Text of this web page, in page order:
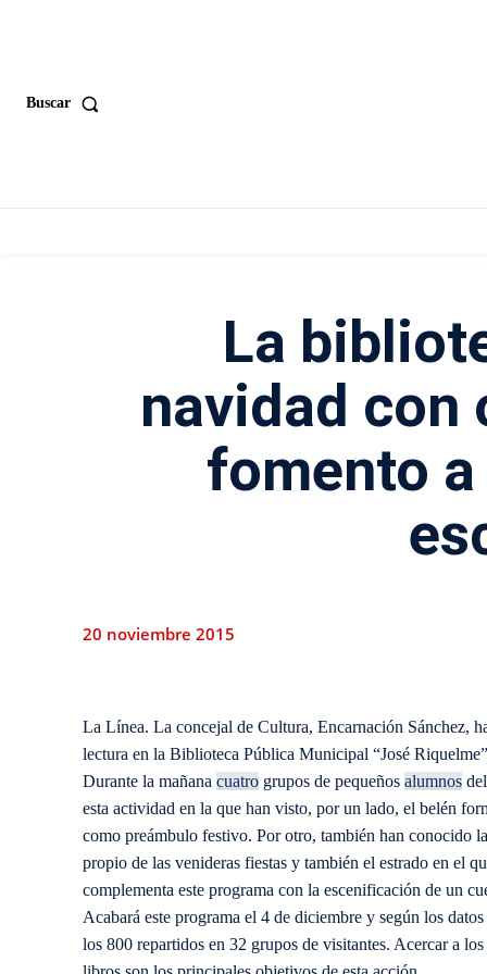
Buscar
La
navidad con
fomento
20 noviembre 2015
La Línea. La concejal de Cultura, Encarnación Sánchez,
lectura en la Biblioteca Pública Municipal “José
Durante la mañana cuatro grupos de pequeños alumnos
esta actividad en la que han visto, por un lado, el belén
como preámbulo festivo. Por otro, también han conocido
propio de las venideras fiestas y también el estrado en el
complementa este programa con la escenificación de un
Acabará este programa el 4 de diciembre y según los
los 800 repartidos en 32 grupos de visitantes. Acercar a